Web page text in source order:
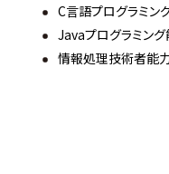
C言語プログラミン
Javaプログラミン
情報処理技術者能